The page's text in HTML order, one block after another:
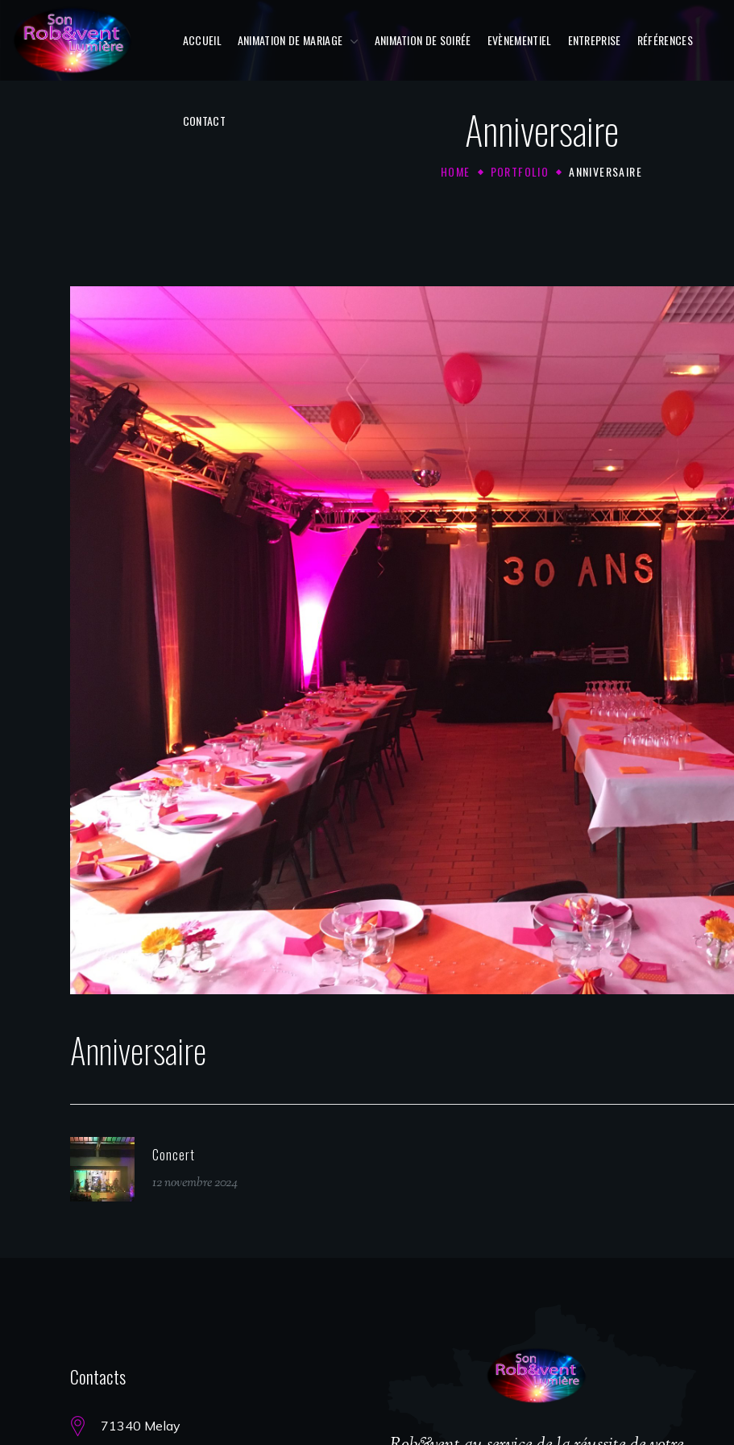
ACCUEIL ANIMATION DE MARIAGE ANIMATION DE SOIRÉE EVÈNEMENTIEL ENTREPRISE RÉFÉRENCES
CONTACT Anniversaire
HOME PORTFOLIO ANNIVERSAIRE
Anniversaire
Concert
12 novembre 2024
Contacts
71340 Melay